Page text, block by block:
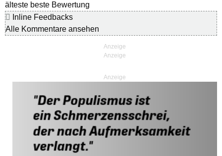
älteste beste Bewertung
Inline Feedbacks
Alle Kommentare ansehen
Anzeige